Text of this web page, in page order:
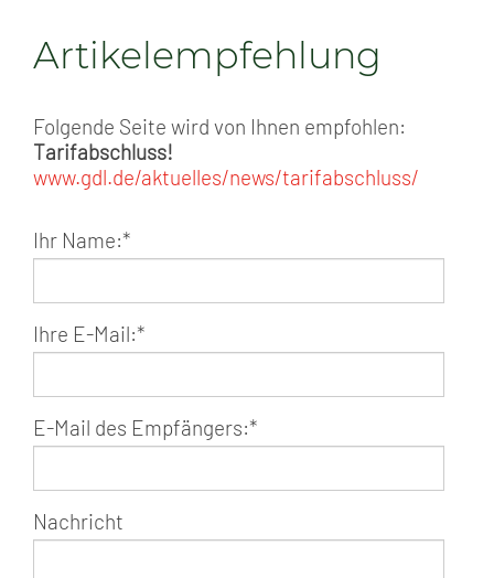
Artikelempfehlung
Folgende Seite wird von Ihnen empfohlen:
Tarifabschluss!
www.gdl.de/aktuelles/news/tarifabschluss/
Ihr Name:*
Ihre E-Mail:*
E-Mail des Empfängers:*
Nachricht